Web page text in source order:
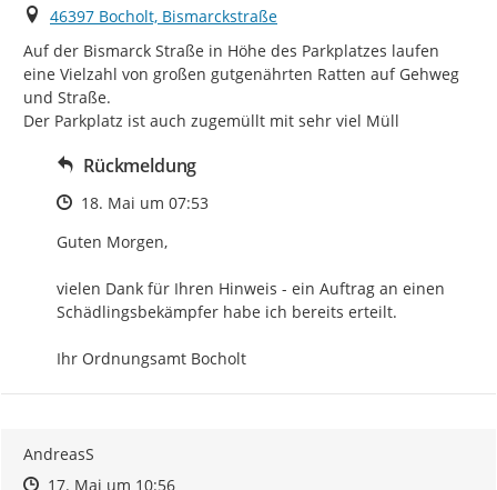
Ort
46397 Bocholt, Bismarckstraße
Auf der Bismarck Straße in Höhe des Parkplatzes laufen
eine Vielzahl von großen gutgenährten Ratten auf Gehweg
und Straße.
Der Parkplatz ist auch zugemüllt mit sehr viel Müll
Rückmeldung
Zeitpunkt des Erstellens
18. Mai um 07:53
Guten Morgen,
vielen Dank für Ihren Hinweis - ein Auftrag an einen
Schädlingsbekämpfer habe ich bereits erteilt.
Ihr Ordnungsamt Bocholt
AndreasS
Zeitpunkt des Erstellens
Zeitpunkt des Erstellens
17. Mai um 10:56Zur Äußerung